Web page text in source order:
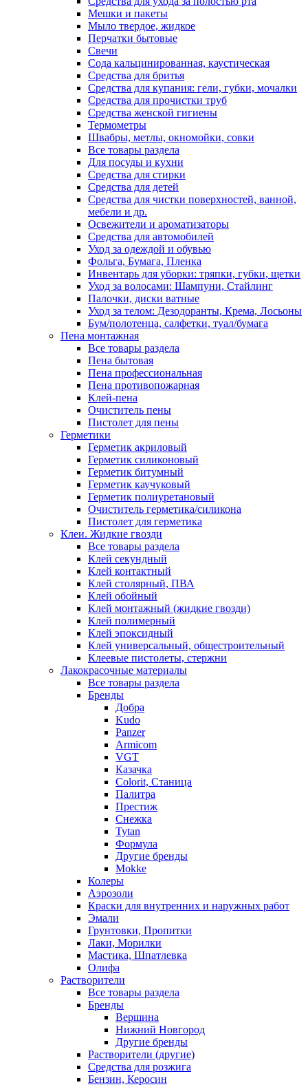
Мешки и пакеты
Мыло твердое, жидкое
Перчатки бытовые
Свечи
Сода кальцинированная, каустическая
Средства для бритья
Средства для купания: гели, губки, мочалки
Средства для прочистки труб
Средства женской гигиены
Термометры
Швабры, метлы, окномойки, совки
Все товары раздела
Для посуды и кухни
Средства для стирки
Средства для детей
Средства для чистки поверхностей, ванной,
мебели и др.
Освежители и ароматизаторы
Средства для автомобилей
Уход за одеждой и обувью
Фольга, Бумага, Пленка
Инвентарь для уборки: тряпки, губки, щетки
Уход за волосами: Шампуни, Стайлинг
Палочки, диски ватные
Уход за телом: Дезодоранты, Крема, Лосьоны
Бум/полотенца, салфетки, туал/бумага
Пена монтажная
Все товары раздела
Пена бытовая
Пена профессиональная
Пена противопожарная
Клей-пена
Очиститель пены
Пистолет для пены
Герметики
Герметик акриловый
Герметик силиконовый
Герметик битумный
Герметик каучуковый
Герметик полиуретановый
Очиститель герметика/силикона
Пистолет для герметика
Клеи. Жидкие гвозди
Все товары раздела
Клей секундный
Клей контактный
Клей столярный, ПВА
Клей обойный
Клей монтажный (жидкие гвозди)
Клей полимерный
Клей эпоксидный
Клей универсальный, общестроительный
Клеевые пистолеты, стержни
Лакокрасочные материалы
Все товары раздела
Бренды
Добра
Kudo
Panzer
Armicom
VGT
Казачка
Colorit, Станица
Палитра
Престиж
Снежка
Tytan
Формула
Другие бренды
Mokke
Колеры
Аэрозоли
Краски для внутренних и наружных работ
Эмали
Грунтовки, Пропитки
Лаки, Морилки
Мастика, Шпатлевка
Олифа
Растворители
Все товары раздела
Бренды
Вершина
Нижний Новгород
Другие бренды
Растворители (другие)
Средства для розжига
Бензин, Керосин